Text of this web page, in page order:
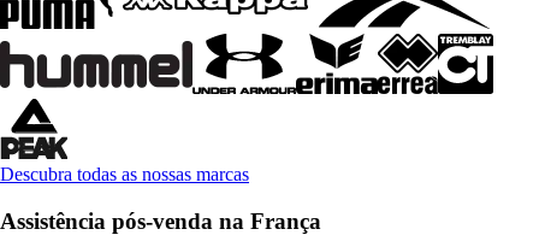
Descubra todas as nossas marcas
Assistência pós-venda na França